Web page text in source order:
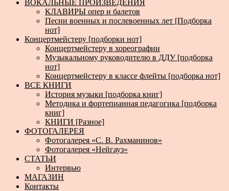
ВОКАЛЬНЫЕ ПРОИЗВЕДЕНИЯ
КЛАВИРЫ опер и балетов
Песни военных и послевоенных лет [Подборка
нот]
Концертмейстеру [подборки нот]
Концертмейстеру в хореографии
Музыкальному руководителю в ДДУ [подборка
нот]
Концертмейстеру в классе флейты [подборка нот]
ВСЕ КНИГИ
История музыки [подборка книг]
Методика и фортепианная педагогика [подборка
книг]
КНИГИ [Разное]
ФОТОГАЛЕРЕЯ
Фотогалерея «С. В. Рахманинов»
Фотогалерея «Нейгауз»
СТАТЬИ
Интервью
МАГАЗИН
Контакты